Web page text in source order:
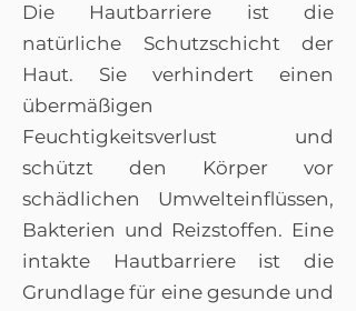
Die Hautbarriere ist die
natürliche Schutzschicht der
Haut. Sie verhindert einen
übermäßigen
Feuchtigkeitsverlust und
schützt den Körper vor
schädlichen Umwelteinflüssen,
Bakterien und Reizstoffen. Eine
intakte Hautbarriere ist die
Grundlage für eine gesunde und